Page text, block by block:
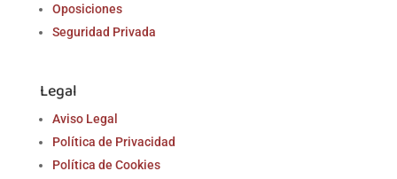
Oposiciones
Seguridad Privada
Legal
Aviso Legal
Política de Privacidad
Política de Cookies